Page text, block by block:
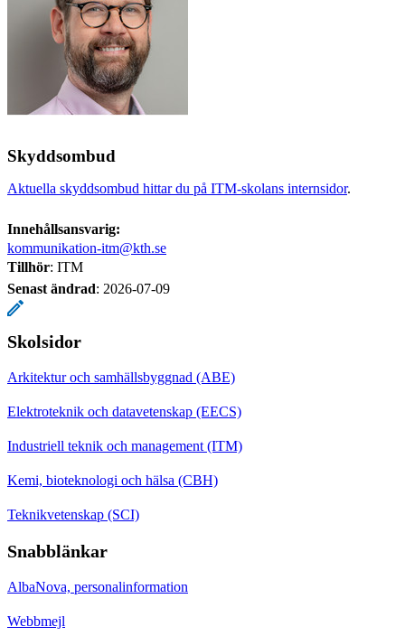
Skyddsombud
Aktuella skyddsombud hittar du på ITM-skolans internsidor.
Innehållsansvarig:
kommunikation-itm@kth.se
Tillhör: ITM
Senast ändrad: 2026-07-09
Skolsidor
Arkitektur och samhällsbyggnad (ABE)
Elektroteknik och datavetenskap (EECS)
Industriell teknik och management (ITM)
Kemi, bioteknologi och hälsa (CBH)
Teknikvetenskap (SCI)
Snabblänkar
AlbaNova, personalinformation
Webbmejl